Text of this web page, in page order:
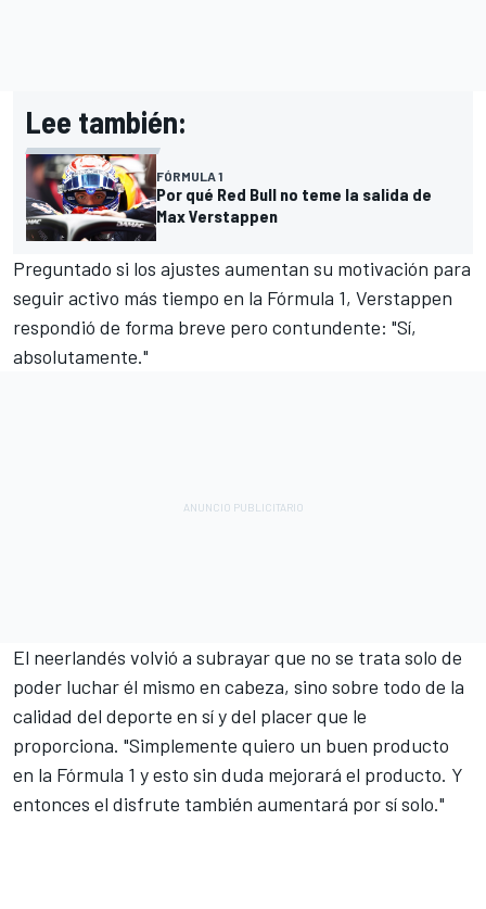
Lee también:
FÓRMULA 1
Por qué Red Bull no teme la salida de
Max Verstappen
Preguntado si los ajustes aumentan su motivación para
seguir activo más tiempo en la Fórmula 1, Verstappen
respondió de forma breve pero contundente: "Sí,
absolutamente."
El neerlandés volvió a subrayar que no se trata solo de
poder luchar él mismo en cabeza, sino sobre todo de la
calidad del deporte en sí y del placer que le
proporciona. "Simplemente quiero un buen producto
en la Fórmula 1 y esto sin duda mejorará el producto. Y
entonces el disfrute también aumentará por sí solo."